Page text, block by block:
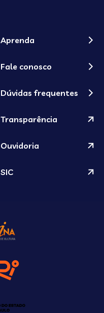
Aprenda
Fale conosco
Dúvidas frequentes
Transparência
Ouvidoria
SIC